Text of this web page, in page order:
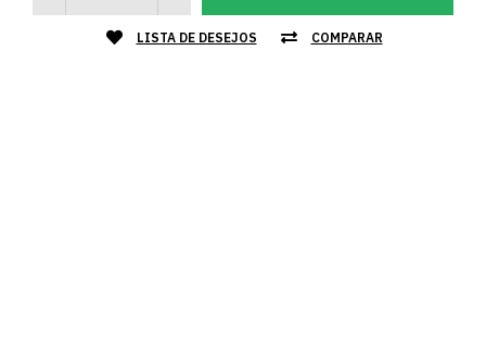
LISTA DE DESEJOS COMPARAR